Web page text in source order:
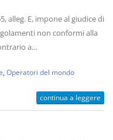
alleg. E, impone al giudice di
non conformi alla
a...
Operatori del mondo
continua a leggere